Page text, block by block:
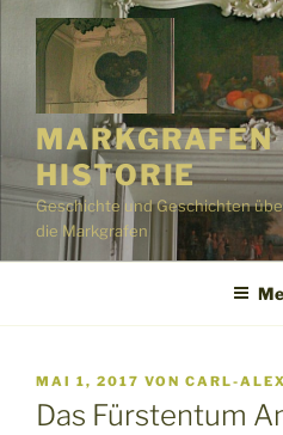
Zum
Inhalt
springen
HISTORIE
Geschichte und Geschichten
die Markgrafen
VERÖFFENTLICHT
AM
MAI 1, 2017 VON CARL-
Das Fürstentum